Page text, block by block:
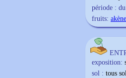
période : du
fruits:
exposition:
sol : tous